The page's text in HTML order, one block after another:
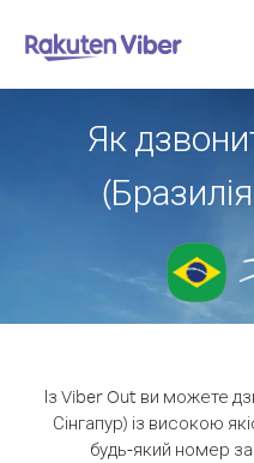
Як
Із Viber Out ви можете
Сінгапур) із високою
будь-який номер